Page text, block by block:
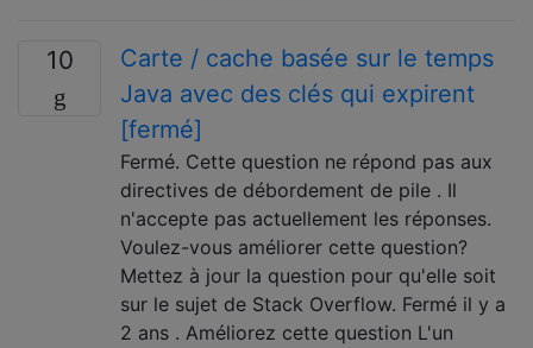
10
Carte / cache basée sur le temps
Java avec des clés qui expirent
[fermé]
Fermé. Cette question ne répond pas aux
directives de débordement de pile . Il
n'accepte pas actuellement les réponses.
Voulez-vous améliorer cette question?
Mettez à jour la question pour qu'elle soit
sur le sujet de Stack Overflow. Fermé il y a
2 ans . Améliorez cette question L'un